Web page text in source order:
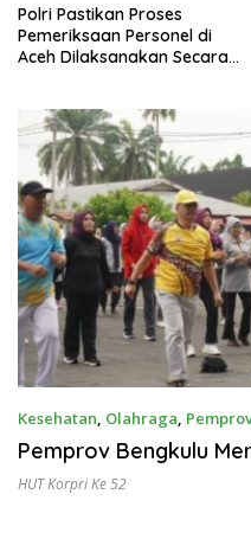
Polri Pastikan Proses
Pemeriksaan Personel di
Aceh Dilaksanakan Secara
Kesehatan, Olahraga,
Pemprov Bengkulu
HUT Korpri Ke 52